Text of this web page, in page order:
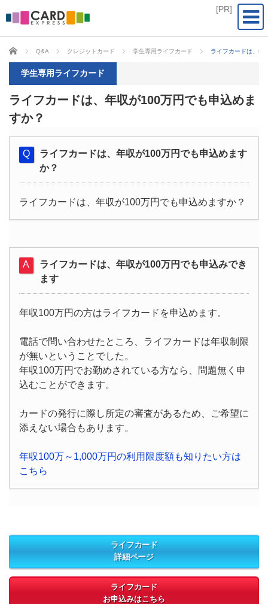
CARD EXPRESS
Q&A クレジットカード 学生専用ライフカード ライフカードは、年
学生専用ライフカード
ライフカードは、年収が100万円でも申込めま
すか？
ライフカードは、年収が100万円でも申込めます
か？
ライフカードは、年収が100万円でも申込めますか？
ライフカードは、年収が100万円でも申込みでき
ます
年収100万円の方はライフカードを申込めます。
電話で問い合わせたところ、ライフカードは年収制限
が無いということでした。
年収100万円でお勤めされている方なら、問題無く申
込むことができます。
カードの発行に際し所定の審査があるため、ご希望に
添えない場合もあります。
年収100万～1,000万円の利用限度額も知りたい方は
こちら
ライフカード
詳細ページ
ライフカード
お申込みはこちら